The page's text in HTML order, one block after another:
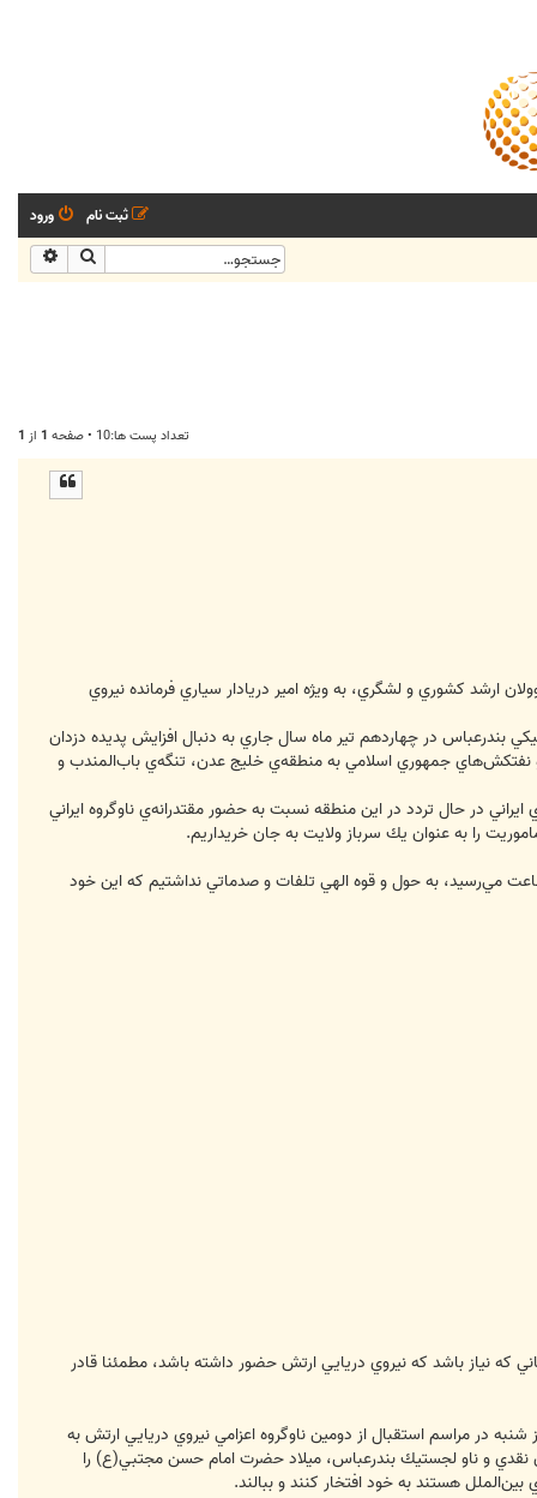
ورود ثبت نام
جستجو
تعداد پست ها:10 • صفحه 1 از 1
ارشد كشوري و لشگري، به ويژه امير دريادار سياري فرمانده نيروي
بندرعباس در چهاردهم تير ماه سال جاري به دنبال افزايش پديده دزدان
نفتكش‌هاي جمهوري اسلامي به منطقه‌ي خليج عدن، تنگه‌ي باب‌المندب و
در حال تردد در اين منطقه نسبت به حضور مقتدرانه‌ي ناوگروه ايراني
را به عنوان يك سرباز ولايت به جان خريداريم.
مي‌رسيد، به حول و قوه الهي تلفات و صدماتي نداشتيم كه اين خود
كه نياز باشد كه نيروي دريايي ارتش حضور داشته باشد، مطمئنا قادر
در مراسم استقبال از دومين ناوگروه اعزامي نيروي دريايي ارتش به
نقدي و ناو لجستيك بندرعباس، ميلاد حضرت امام حسن مجتبي(ع) را
هستند به خود افتخار كنند و ببالند.